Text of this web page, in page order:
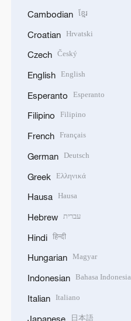
Cambodian ខ្មែរ
Croatian Hrvatski
Czech Český
English English
Esperanto Esperanto
Filipino Filipino
French Français
German Deutsch
Greek Ελληνικά
Hausa Hausa
Hebrew עברית
Hindi हिन्दी
Hungarian Magyar
Indonesian Bahasa Indonesia
Italian Italiano
Japanese 日本語